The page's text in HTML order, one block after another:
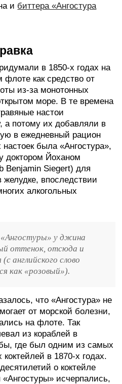
и биттера «Ангостура
в 1850-х годах на
флоте как средство от
из-за монотонных
море. В те времена
настои
а потому их добавляли в
в ежедневный рацион
была «Ангостура»,
доктором Йоханом
Benjamin Siegert) для
впоследствии
алкогольных
«Ангостуры» у джина
оттенок, отсюда и
английского слово
как «розовый»).
что «Ангостура» не
от морской болезни,
на флоте. Так
из кораблей в
где был одним из самых
в 1870-х годах.
о коктейле
исчерпались,